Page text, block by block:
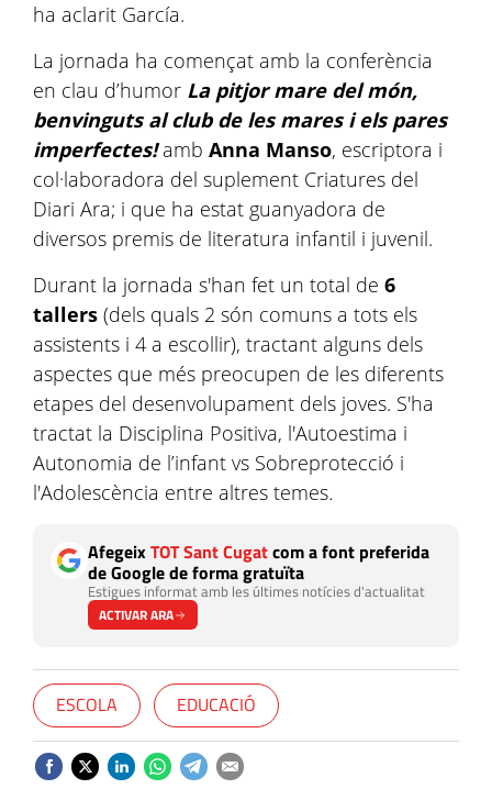
ha aclarit García.
La jornada ha començat amb la conferència
en clau d’humor La pitjor mare del món,
benvinguts al club de les mares i els pares
imperfectes!amb Anna Manso, escriptora i
col·laboradora del suplement Criatures del
Diari Ara; i que ha estat guanyadora de
diversos premis de literatura infantil i juvenil.
Durant la jornada s'han fet un total de 6
tallers (dels quals 2 són comuns a tots els
assistents i 4 a escollir), tractant alguns dels
aspectes que més preocupen de les diferents
etapes del desenvolupament dels joves. S'ha
tractat la Disciplina Positiva, l'Autoestima i
Autonomia de l’infant vs Sobreprotecció i
l'Adolescència entre altres temes.
AfegeixTOT Sant Cugatcom a font preferida
de Google de forma gratuïta
Estigues informat amb les últimes notícies d'actualitat
ACTIVAR ARA
ESCOLA EDUCACIÓ